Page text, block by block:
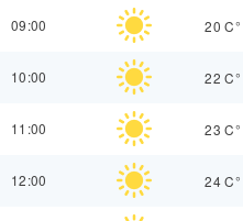
09:00 20 C°
10:00 22 C°
11:00 23 C°
12:00 24 C°